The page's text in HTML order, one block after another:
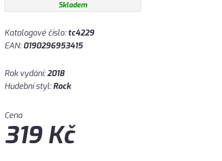
Skladem
Katalogové číslo:tc4229
EAN:0190296953415
Rok vydání:2018
Hudební styl:Rock
Cena
319Kč